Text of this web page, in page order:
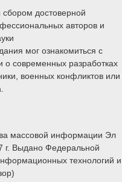
достоверной
авторов и
мог ознакомиться с
современных разработках
военных конфликтов или
массовой информации Эл
г. Выдано Федеральной
технологий и